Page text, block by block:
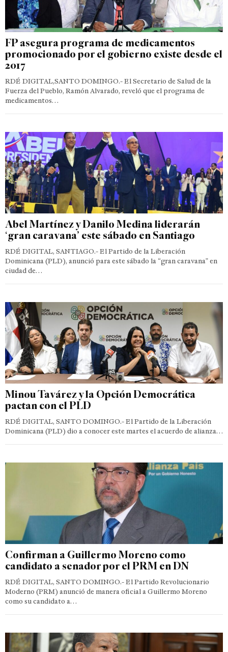
FP asegura programa de medicamentos
promocionado por el gobierno existe desde el
2017
RDÉ DIGITAL,SANTO DOMINGO.- El Secretario de Salud de la
Fuerza del Pueblo, Ramón Alvarado, reveló que el programa de
medicamentos…
Abel Martínez y Danilo Medina liderarán
‘gran caravana’ este sábado en Santiago
RDÉ DIGITAL, SANTIAGO.- El Partido de la Liberación
Dominicana (PLD), anunció para este sábado la “gran caravana” en
ciudad de…
Minou Tavárez y la Opción Democrática
pactan con el PLD
RDÉ DIGITAL, SANTO DOMINGO.- El Partido de la Liberación
Dominicana (PLD) dio a conocer este martes el acuerdo de alianza…
Confirman a Guillermo Moreno como
candidato a senador por el PRM en DN
RDÉ DIGITAL, SANTO DOMINGO.- El Partido Revolucionario
Moderno (PRM) anunció de manera oficial a Guillermo Moreno
como su candidato a…